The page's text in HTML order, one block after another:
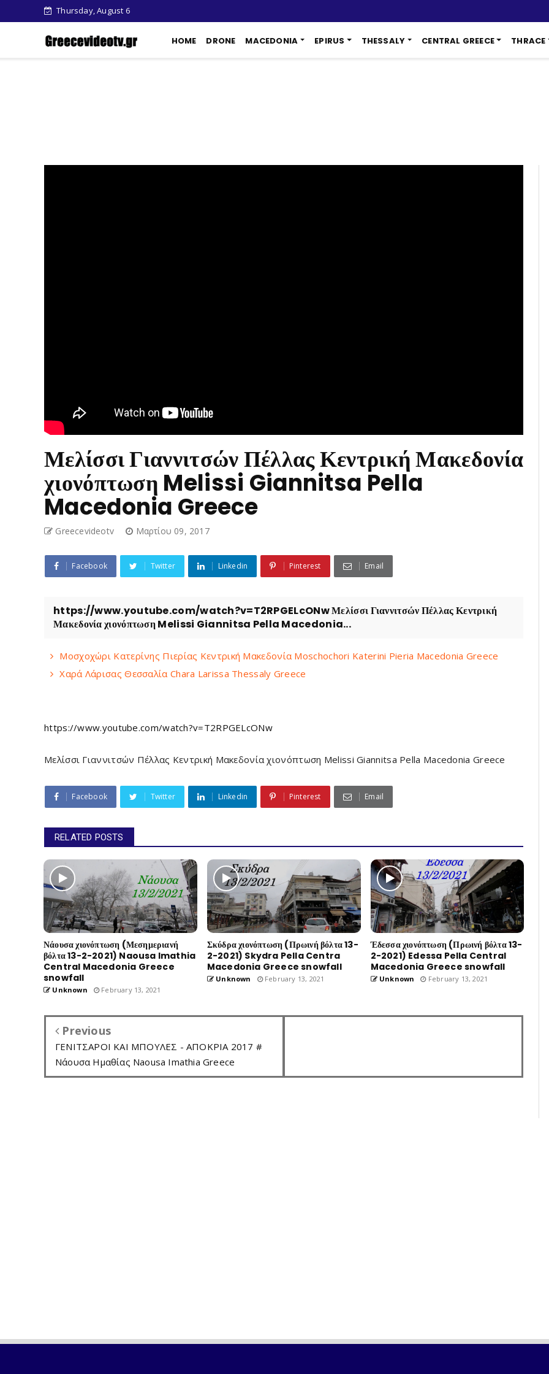
Thursday, August 6
HOME DRONE MACEDONIA EPIRUS THESSALY CENTRAL GREECE THRACE
Μελίσσι Γιαννιτσών Πέλλας Κεντρική Μακεδονία
χιονόπτωση Melissi Giannitsa Pella
Macedonia Greece
Greecevideotv Μαρτίου 09, 2017
Facebook Twitter Linkedin Pinterest Email
https://www.youtube.com/watch?v=T2RPGELcONw Μελίσσι Γιαννιτσών Πέλλας Κεντρική
Μακεδονία χιονόπτωση Melissi Giannitsa Pella Macedonia...
Μοσχοχώρι Κατερίνης Πιερίας Κεντρική Μακεδονία Moschochori Katerini Pieria Macedonia Greece
Χαρά Λάρισας Θεσσαλία Chara Larissa Thessaly Greece
https://www.youtube.com/watch?v=T2RPGELcONw
Μελίσσι Γιαννιτσών Πέλλας Κεντρική Μακεδονία χιονόπτωση Melissi Giannitsa Pella Macedonia Greece
Facebook Twitter Linkedin Pinterest Email
RELATED POSTS
Νάουσα χιονόπτωση (Μεσημεριανή
βόλτα 13-2-2021) Naousa Imathia
Central Macedonia Greece
snowfall
Unknown February 13, 2021
Σκύδρα χιονόπτωση (Πρωινή βόλτα 13-
2-2021) Skydra Pella Centra
Macedonia Greece snowfall
Unknown February 13, 2021
Έδεσσα χιονόπτωση (Πρωινή βόλτα 13-
2-2021) Edessa Pella Central
Macedonia Greece snowfall
Unknown February 13, 2021
Previous
ΓΕΝΙΤΣΑΡΟΙ ΚΑΙ ΜΠΟΥΛΕΣ - ΑΠΟΚΡΙΑ 2017 #
Νάουσα Ημαθίας Naousa Imathia Greece